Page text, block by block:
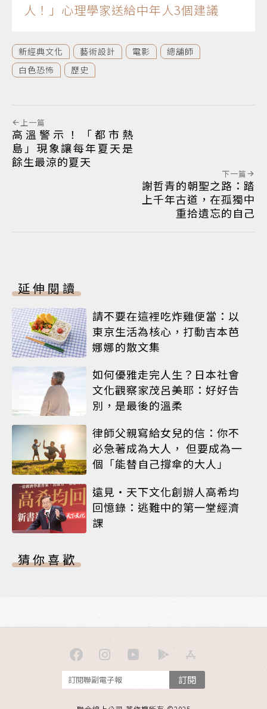
人！」心理學家送給中年人3個建議
新經典文化 藝術設計 電影
總舖師
白色恐怖
歷史
上一篇
高溫警示！「都市熱
島」現象讓每年夏天是
餘生最涼的夏天
下一篇
謝哲青的朝聖之路：踏
上千年古道，在孤獨中
重拾遺忘的自己
延伸閱讀
請不要在這裡吃炸雞便當：以
東京生活為核心，打動吉本芭
娜娜的散文集
如何優雅走完人生？日本社會
文化觀察家茂呂美耶：好好告
別，是最後的溫柔
律師父親寫給女兒的信：你不
必急著成為大人， 但要成為一
個「能替自己撐傘的大人」
遠見‧天下文化創辦人高希均
回憶錄：逃難中的第一堂經濟
課
猜你喜歡
訂閱